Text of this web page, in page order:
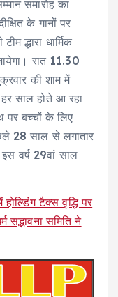
समारोह का
के गानों पर
द्धारा धार्मिक
रात 11.30
की शाम में
साल होते आ रहा
बच्चों के लिए
28 साल से लगातार
वर्ष 29वां साल
टैक्स वृद्धि पर
सद्भावना समिति ने